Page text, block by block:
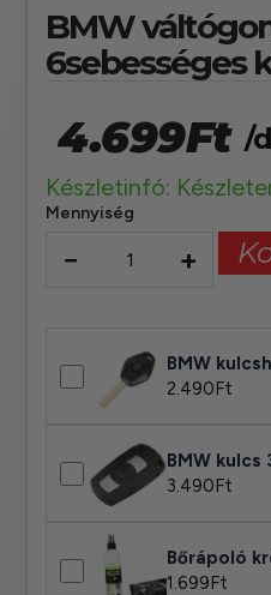
BMW
6sebességes
4.699Ft /
Készletinfó:
Mennyiség
− +
BMW
2.490Ft
BMW kulcs
3.490Ft
Bőrápoló
1.699Ft